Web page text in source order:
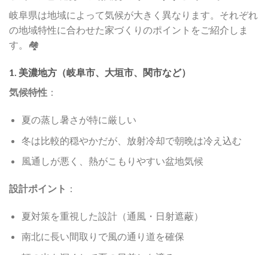
岐阜県は地域によって気候が大きく異なります。それぞれ
の地域特性に合わせた家づくりのポイントをご紹介しま
す。🏘️
1. 美濃地方（岐阜市、大垣市、関市など）
気候特性 ：
夏の蒸し暑さが特に厳しい
冬は比較的穏やかだが、放射冷却で朝晩は冷え込む
風通しが悪く、熱がこもりやすい盆地気候
設計ポイント ：
夏対策を重視した設計（通風・日射遮蔽）
南北に長い間取りで風の通り道を確保